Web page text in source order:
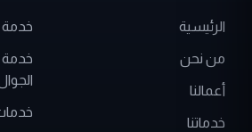
الرئيسية
من نحن
أعمالنا
خدماتنا
خدمة